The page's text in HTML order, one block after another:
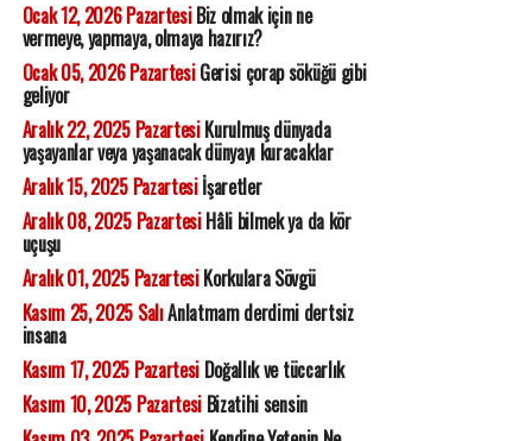
Ocak 12, 2026 PazartesiBiz olmak için ne
vermeye, yapmaya, olmaya hazırız?
Ocak 05, 2026 PazartesiGerisi çorap söküğü gibi
geliyor
Aralık 22, 2025 PazartesiKurulmuş dünyada
yaşayanlar veya yaşanacak dünyayı kuracaklar
Aralık 15, 2025 Pazartesiİşaretler
Aralık 08, 2025 PazartesiHâli bilmek ya da kör
uçuşu
Aralık 01, 2025 PazartesiKorkulara Sövgü
Kasım 25, 2025 SalıAnlatmam derdimi dertsiz
insana
Kasım 17, 2025 PazartesiDoğallık ve tüccarlık
Kasım 10, 2025 PazartesiBizatihi sensin